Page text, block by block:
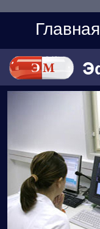
Главная